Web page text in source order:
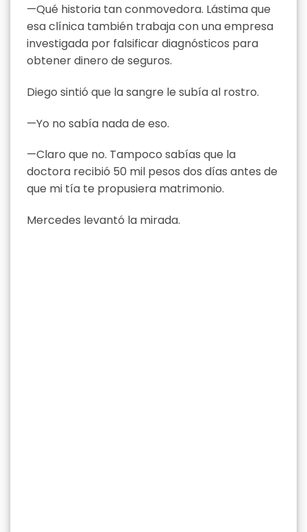
—Qué historia tan conmovedora. Lástima que
esa clínica también trabaja con una empresa
investigada por falsificar diagnósticos para
obtener dinero de seguros.
Diego sintió que la sangre le subía al rostro.
—Yo no sabía nada de eso.
—Claro que no. Tampoco sabías que la
doctora recibió 50 mil pesos dos días antes de
que mi tía te propusiera matrimonio.
Mercedes levantó la mirada.